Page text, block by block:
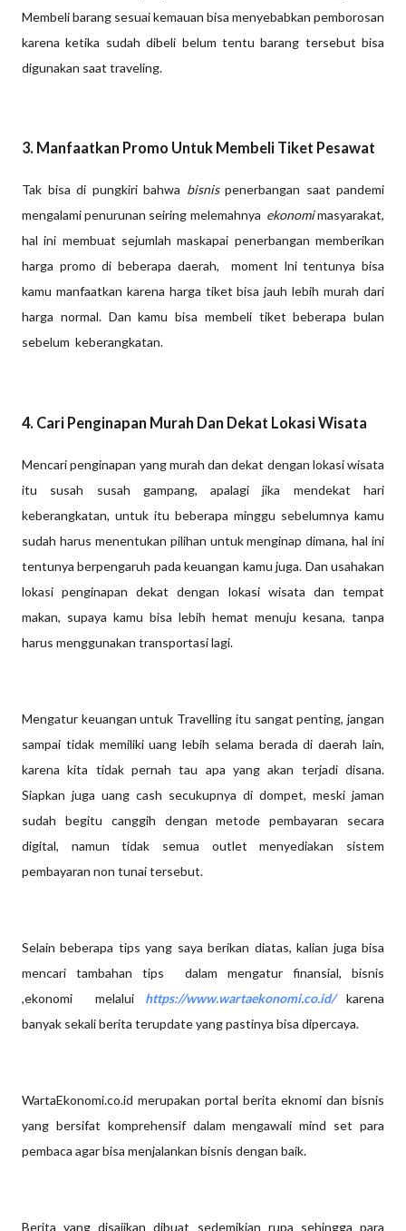
Membeli barang sesuai kemauan bisa menyebabkan pemborosan
karena ketika sudah dibeli belum tentu barang tersebut bisa
digunakan saat traveling.
3. Manfaatkan Promo Untuk Membeli Tiket Pesawat
Tak bisa di pungkiri bahwa bisnispenerbangan saat pandemi
mengalami penurunan seiring melemahnya ekonomimasyarakat,
hal ini membuat sejumlah maskapai penerbangan memberikan
harga promo di beberapa daerah, moment lni tentunya bisa
kamu manfaatkan karena harga tiket bisa jauh lebih murah dari
harga normal. Dan kamu bisa membeli tiket beberapa bulan
sebelum keberangkatan.
4. Cari Penginapan Murah Dan Dekat Lokasi Wisata
Mencari penginapan yang murah dan dekat dengan lokasi wisata
itu susah susah gampang, apalagi jika mendekat hari
keberangkatan, untuk itu beberapa minggu sebelumnya kamu
sudah harus menentukan pilihan untuk menginap dimana, hal ini
tentunya berpengaruh pada keuangan kamu juga. Dan usahakan
lokasi penginapan dekat dengan lokasi wisata dan tempat
makan, supaya kamu bisa lebih hemat menuju kesana, tanpa
harus menggunakan transportasi lagi.
Mengatur keuangan untuk Travelling itu sangat penting, jangan
sampai tidak memiliki uang lebih selama berada di daerah lain,
karena kita tidak pernah tau apa yang akan terjadi disana.
Siapkan juga uang cash secukupnya di dompet, meski jaman
sudah begitu canggih dengan metode pembayaran secara
digital, namun tidak semua outlet menyediakan sistem
pembayaran non tunai tersebut.
Selain beberapa tips yang saya berikan diatas, kalian juga bisa
mencari tambahan tips dalam mengatur finansial, bisnis
,ekonomi melalui https://www.wartaekonomi.co.id/karena
banyak sekali berita terupdate yang pastinya bisa dipercaya.
WartaEkonomi.co.id merupakan portal berita eknomi dan bisnis
yang bersifat komprehensif dalam mengawali mind set para
pembaca agar bisa menjalankan bisnis dengan baik.
Berita yang disajikan dibuat sedemikian rupa sehingga para